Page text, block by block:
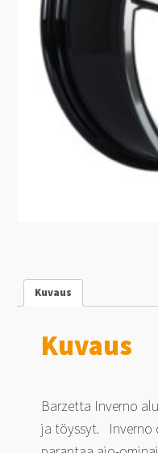
Kuvaus
Kuvaus
Barzetta Inverno
ja töyssyt. Inverno